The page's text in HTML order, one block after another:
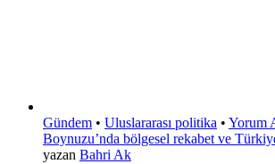
Gündem • Uluslararası politika • Yorum
Boynuzu’nda bölgesel rekabet ve
yazan Bahri Ak